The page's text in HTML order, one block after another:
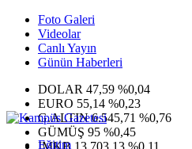
Foto Galeri
Videolar
Canlı Yayın
Günün Haberleri
DOLAR 47,59 %0,04
EURO 55,14 %0,23
G.ALTIN6.545,71 %0,76
GÜMÜŞ 95 %0,45
IMKB 13.703,13 %0,11
Eğitim